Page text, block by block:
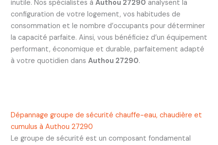
inutile. Nos spécialistes à Authou 27290 analysent la
configuration de votre logement, vos habitudes de
consommation et le nombre d’occupants pour déterminer
la capacité parfaite. Ainsi, vous bénéficiez d’un équipement
performant, économique et durable, parfaitement adapté
à votre quotidien dans Authou 27290.
Dépannage groupe de sécurité chauffe-eau, chaudière et
cumulus à Authou 27290
Le groupe de sécurité est un composant fondamental